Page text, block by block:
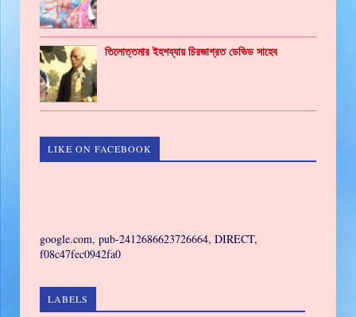
তিলোত্তমার ইহশয্যায় চিরজাগ্রত ডেভিড সাহেব
LIKE ON FACEBOOK
google.com, pub-2412686623726664, DIRECT,
f08c47fec0942fa0
LABELS